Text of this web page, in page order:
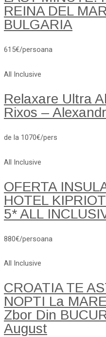
REINA DEL
BULGARIA
615€/persoana
All Inclusive
Relaxare Ultra
Rixos –
de la 1070€/pers
All Inclusive
OFERTA
HOTEL
5* ALL
880€/persoana
All Inclusive
CROATIA TE
NOPTI La
Zbor Din
August